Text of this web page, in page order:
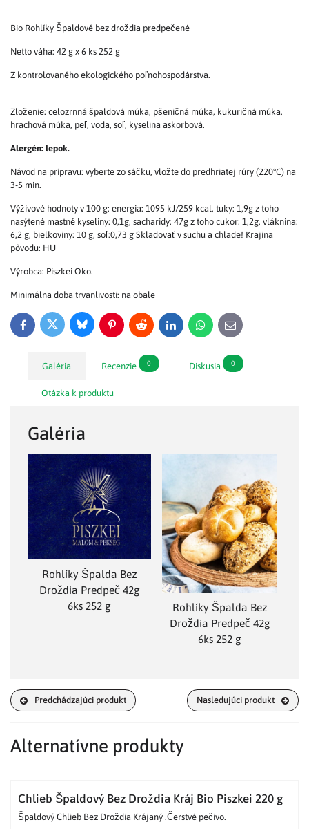
Bio Rohlíky Špaldové bez droždia predpečené
Netto váha: 42 g x 6 ks 252 g
Z kontrolovaného ekologického poľnohospodárstva.
Zloženie: celozrnná špaldová múka, pšeničná múka, kukuričná múka,
hrachová múka, peľ, voda, soľ, kyselina askorbová.
Alergén: lepok.
Návod na prípravu: vyberte zo sáčku, vložte do predhriatej rúry (220°C) na
3-5 min.
Výživové hodnoty v 100 g: energia: 1095 kJ/259 kcal, tuky: 1,9g z toho
nasýtené mastné kyseliny: 0,1g, sacharidy: 47g z toho cukor: 1,2g, vláknina:
6,2 g, bielkoviny: 10 g, soľ:0,73 g Skladovať v suchu a chlade! Krajina
pôvodu: HU
Výrobca: Piszkei Oko.
Minimálna doba trvanlivosti: na obale
FacebookTwitter BlueskyPinterestReddit LinkedInWhatsApp
E-
mail
Galéria Recenzie 0 Diskusia 0
Otázka k produktu
Galéria
Rohlíky Špalda Bez
Droždia Predpeč 42g
6ks 252 g
Rohlíky Špalda Bez
Droždia Predpeč 42g
6ks 252 g
Predchádzajúci produkt Nasledujúci produkt
Alternatívne produkty
Chlieb Špaldový Bez Droždia Kráj Bio Piszkei 220 g
Špaldový Chlieb Bez Droždia Krájaný .Čerstvé pečivo.